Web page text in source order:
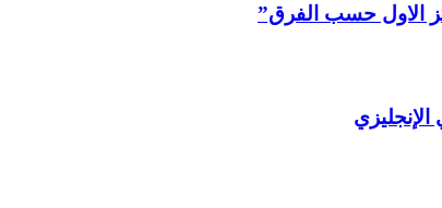
الاول حسب الفرق”